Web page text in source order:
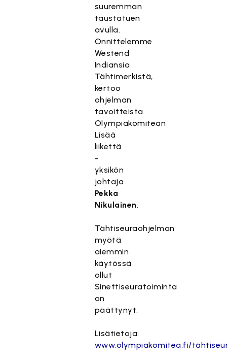
suuremman
taustatuen
avulla.
Onnittelemme
Westend
Indiansia
Tähtimerkistä,
kertoo
ohjelman
tavoitteista
Olympiakomitean
Lisää
liikettä
-
yksikön
johtaja
Pekka
Nikulainen.
Tähtiseuraohjelman
myötä
aiemmin
käytössä
ollut
Sinettiseuratoiminta
on
päättynyt.
Lisätietoja:
www.olympiakomitea.fi/